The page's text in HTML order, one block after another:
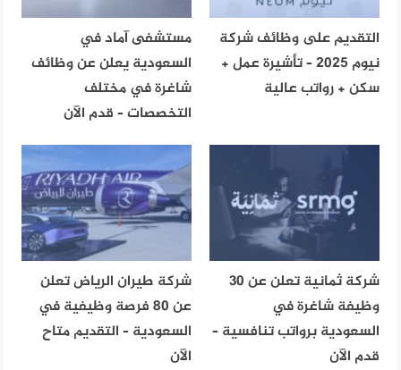
التقديم على وظائف شركة
نيوم 2025 – تأشيرة عمل +
سكن + رواتب عالية
مستشفى آماد في
السعودية يعلن عن وظائف
شاغرة في مختلف
التخصصات – قدم الآن
شركة ثمانية تعلن عن 30
وظيفة شاغرة في
السعودية برواتب تنافسية –
قدم الآن
شركة طيران الرياض تعلن
عن 80 فرصة وظيفية في
السعودية – التقديم متاح
الآن